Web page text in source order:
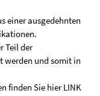
einer ausgedehnten
Teil der
werden und somit in
finden Sie hier LINK